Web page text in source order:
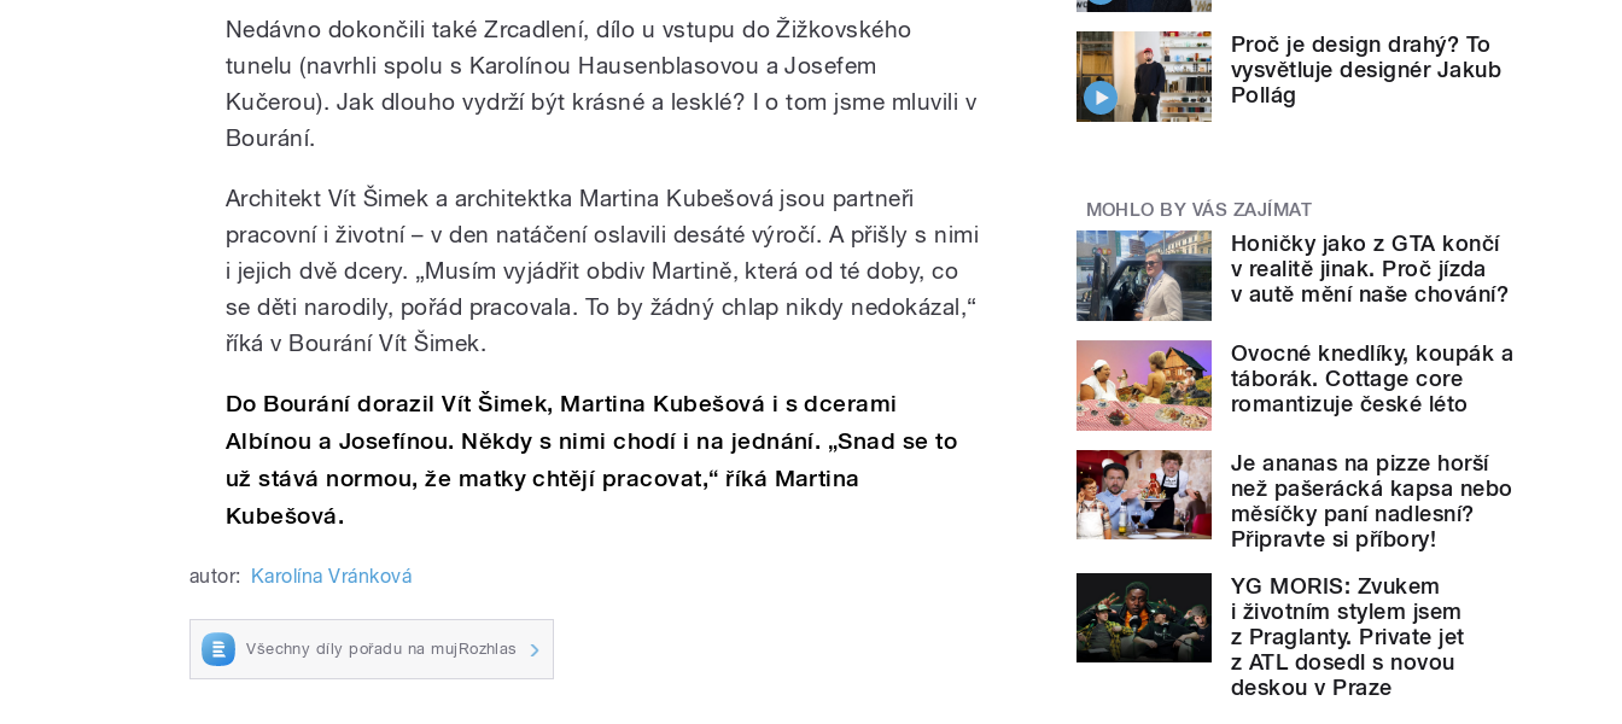
Nedávno dokončili také Zrcadlení, dílo u vstupu do Žižkovského
tunelu (navrhli spolu s Karolínou Hausenblasovou a Josefem
Kučerou). Jak dlouho vydrží být krásné a lesklé? I o tom jsme mluvili v
Bourání.
Architekt Vít Šimek a architektka Martina Kubešová jsou partneři
pracovní i životní – v den natáčení oslavili desáté výročí. A přišly s nimi
i jejich dvě dcery. „Musím vyjádřit obdiv Martině, která od té doby, co
se děti narodily, pořád pracovala. To by žádný chlap nikdy nedokázal,“
říká v Bourání Vít Šimek.
Do Bourání dorazil Vít Šimek, Martina Kubešová i s dcerami
Albínou a Josefínou. Někdy s nimi chodí i na jednání. „Snad se to
už stává normou, že matky chtějí pracovat,“ říká Martina
Kubešová.
autor: Karolína Vránková
Všechny díly pořadu na mujRozhlas
Proč je design drahý? To
vysvětluje designér Jakub
Pollág
MOHLO BY VÁS ZAJÍMAT
Honičky jako z GTA končí
v realitě jinak. Proč jízda
v autě mění naše chování?
Ovocné knedlíky, koupák a
táborák. Cottage core
romantizuje české léto
Je ananas na pizze horší
než pašerácká kapsa nebo
měsíčky paní nadlesní?
Připravte si příbory!
YG MORIS: Zvukem
i životním stylem jsem
z Praglanty. Private jet
z ATL dosedl s novou
deskou v Praze